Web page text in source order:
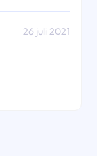
26 juli 2021